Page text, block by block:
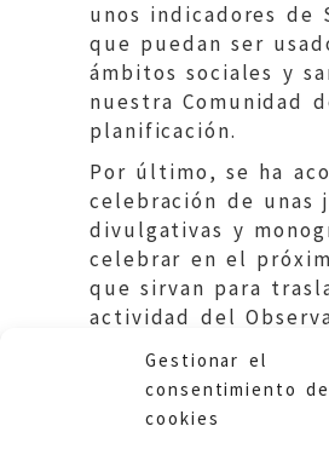
Gestionar el
consentimiento
cookies
unos indicadores de
que puedan ser
ámbitos sociales y
nuestra Comunidad
planificación.
Por último, se ha
celebración de unas
divulgativas y
celebrar en el
que sirvan para
actividad del
medio de los
entidades.